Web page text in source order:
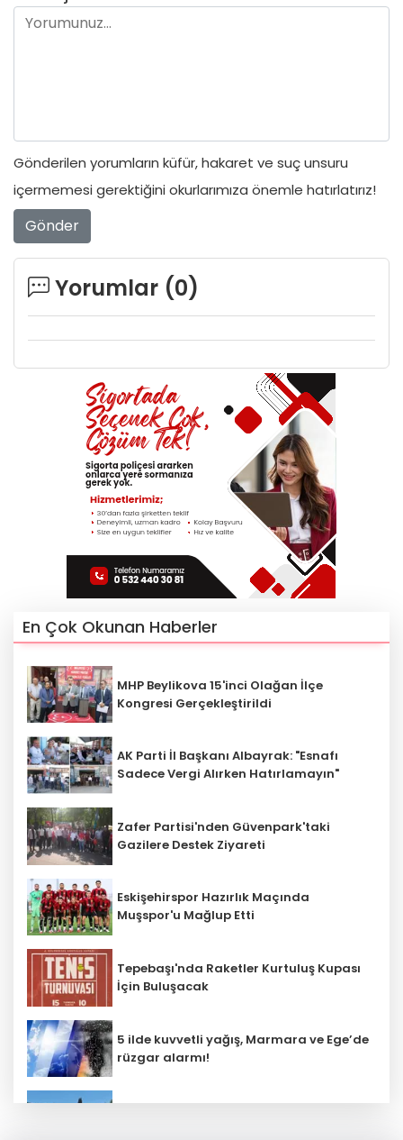
Gönderilen yorumların küfür, hakaret ve suç unsuru
içermemesi gerektiğini okurlarımıza önemle hatırlatırız!
Gönder
Yorumlar (0)
En Çok Okunan Haberler
MHP Beylikova 15'inci Olağan İlçe
Kongresi Gerçekleştirildi
AK Parti İl Başkanı Albayrak: "Esnafı
Sadece Vergi Alırken Hatırlamayın"
Zafer Partisi'nden Güvenpark'taki
Gazilere Destek Ziyareti
Eskişehirspor Hazırlık Maçında
Muşspor'u Mağlup Etti
Tepebaşı'nda Raketler Kurtuluş Kupası
İçin Buluşacak
5 ilde kuvvetli yağış, Marmara ve Ege’de
rüzgar alarmı!